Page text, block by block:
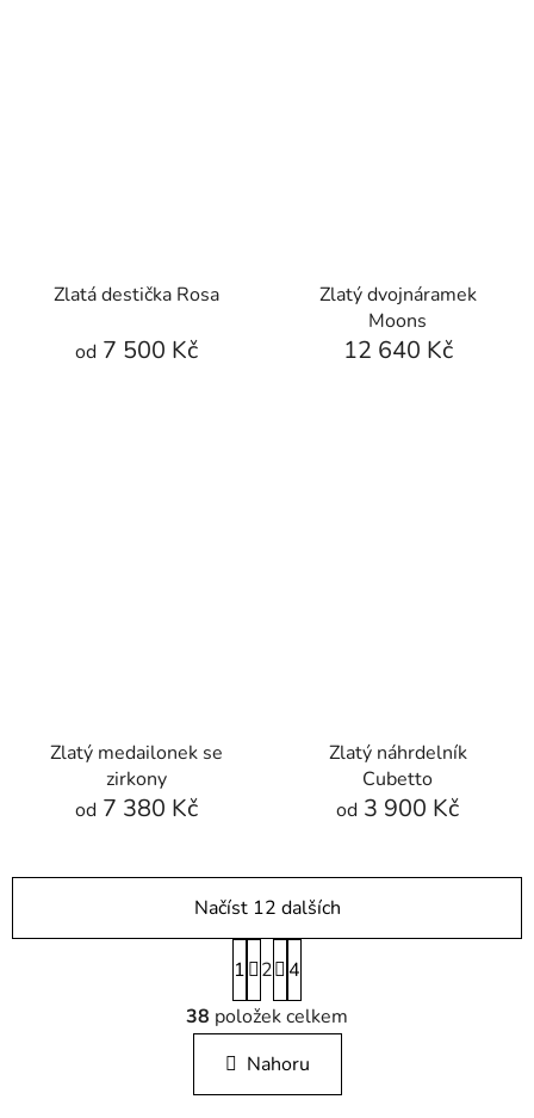
Zlatá destička Rosa
od 7 500 Kč
Zlatý dvojnáramek
Moons
12 640 Kč
Zlatý medailonek se
zirkony
od 7 380 Kč
Zlatý náhrdelník
Cubetto
od 3 900 Kč
O
v
l
á
d
Načíst 12 dalších
S
t
r
á
n
k
1 2
4
38 položek celkem
Nahoru